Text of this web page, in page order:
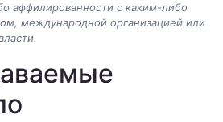
аффилированности с каким-либо
международной организацией или